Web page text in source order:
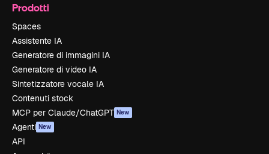
Prodotti
Spaces
Assistente IA
Generatore di immagini IA
Generatore di video IA
Sintetizzatore vocale IA
Contenuti stock
MCP per Claude/ChatGPT New
Agenti New
API